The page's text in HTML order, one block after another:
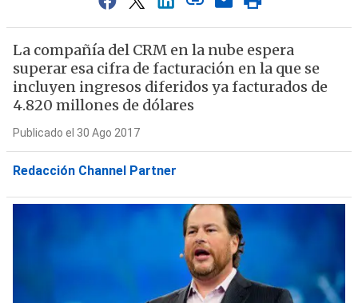
La compañía del CRM en la nube espera
superar esa cifra de facturación en la que se
incluyen ingresos diferidos ya facturados de
4.820 millones de dólares
Publicado el 30 Ago 2017
Redacción Channel Partner